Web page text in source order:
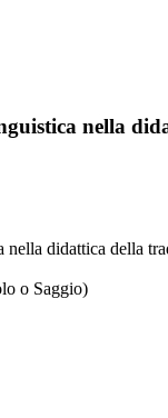
nella
didattica della
o Saggio)